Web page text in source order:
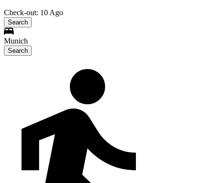
Check-out: 10 Ago
Search
Munich
Search